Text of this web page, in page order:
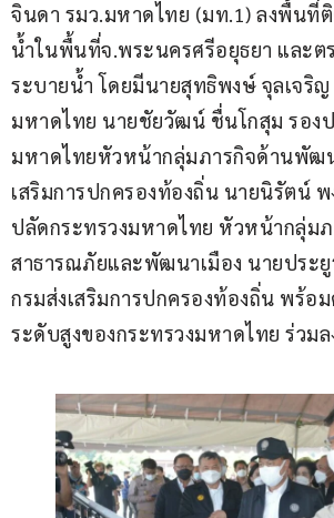
จินดา รมว.มหาดไทย (มท.1) ลงพื้น
น้ำในพื้นที่จ.พระนครศรีอยุธยา และต
ระบายน้ำ โดยมีนายสุทธิพงษ์ จุลเจริญ
มหาดไทย นายชัยวัฒน์ ชื่นโกสุม รอง
มหาดไทยหัวหน้ากลุ่มภารกิจด้านพัฒ
เสริมการปกครองท้องถิ่น นายนิรัตน์
ปลัดกระทรวงมหาดไทย หัวหน้ากลุ่ม
สาธารณภัยและพัฒนาเมือง นายประยู
กรมส่งเสริมการปกครองท้องถิ่น พร้อ
ระดับสูงของกระทรวงมหาดไทย ร่วม